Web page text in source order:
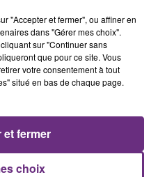
11h53
11h53
"Accepter et fermer", ou affiner en
dans "Gérer mes choix".
sur "Continuer sans
que pour ce site. Vous
votre consentement à tout
situé en bas de chaque page.
choix
fermer